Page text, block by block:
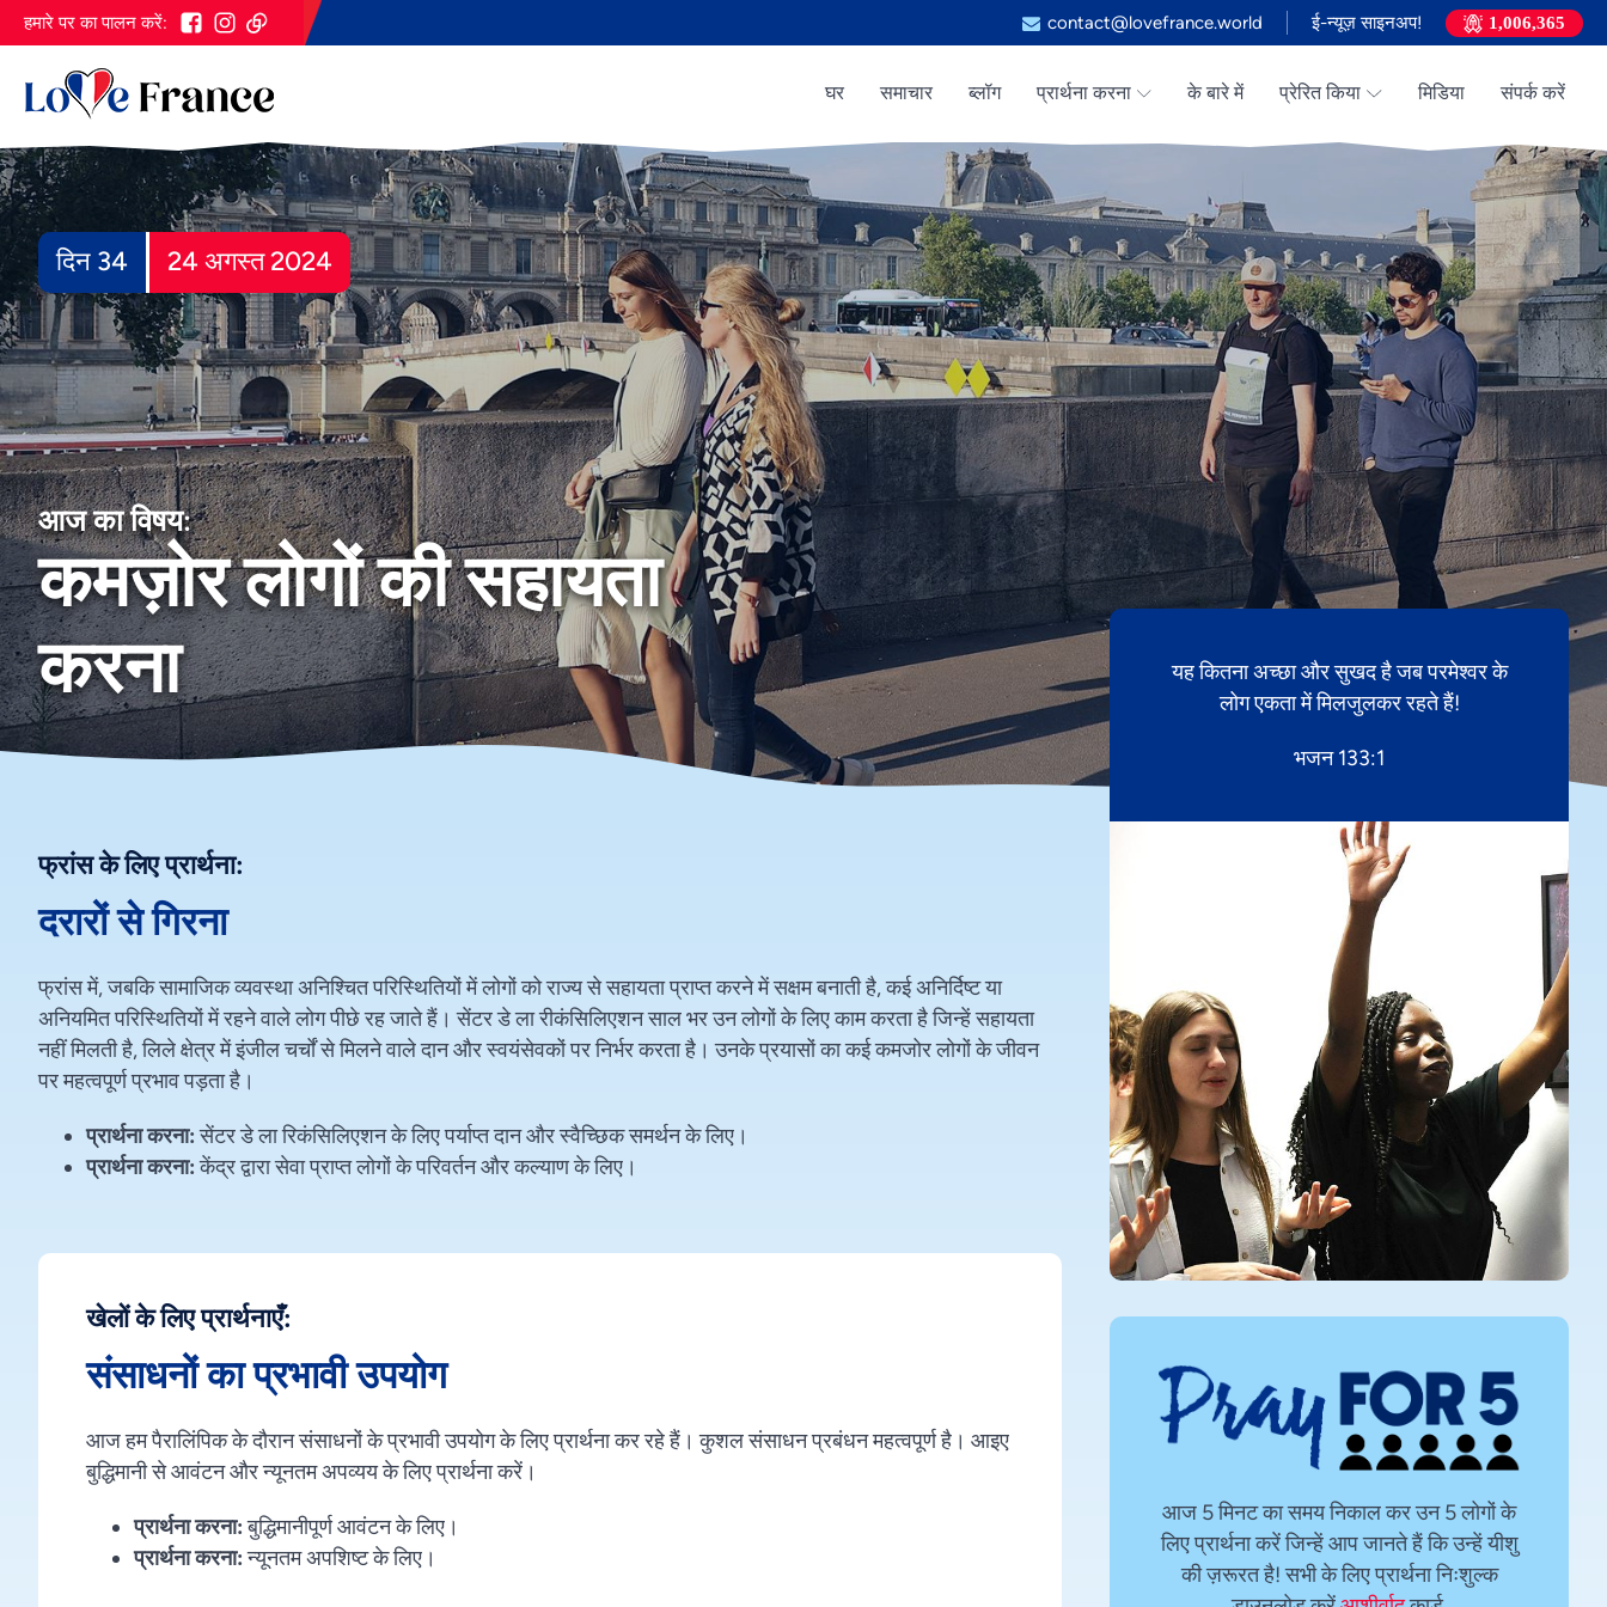
हमारे पर का पालन करें: contact@lovefrance.world ई-न्यूज़ साइनअप! 1,006,365
घर समाचार ब्लॉग प्रार्थना करना के बारे में प्रेरित किया मिडिया संपर्क करें
दिन 34 24 अगस्त 2024
आज का विषय:
कमज़ोर लोगों की सहायता
करना
फ्रांस के लिए प्रार्थना:
दरारों से गिरना
फ्रांस में, जबकि सामाजिक व्यवस्था अनिश्चित परिस्थितियों में लोगों को राज्य से सहायता प्राप्त करने में सक्षम बनाती है, कई अनिर्दिष्ट या
अनियमित परिस्थितियों में रहने वाले लोग पीछे रह जाते हैं। सेंटर डे ला रीकंसिलिएशन साल भर उन लोगों के लिए काम करता है जिन्हें सहायता
नहीं मिलती है, लिले क्षेत्र में इंजील चर्चों से मिलने वाले दान और स्वयंसेवकों पर निर्भर करता है। उनके प्रयासों का कई कमजोर लोगों के जीवन
पर महत्वपूर्ण प्रभाव पड़ता है।
प्रार्थना करना:सेंटर डे ला रिकंसिलिएशन के लिए पर्याप्त दान और स्वैच्छिक समर्थन के लिए।
प्रार्थना करना:केंद्र द्वारा सेवा प्राप्त लोगों के परिवर्तन और कल्याण के लिए।
खेलों के लिए प्रार्थनाएँ:
संसाधनों का प्रभावी उपयोग
आज हम पैरालिंपिक के दौरान संसाधनों के प्रभावी उपयोग के लिए प्रार्थना कर रहे हैं। कुशल संसाधन प्रबंधन महत्वपूर्ण है। आइए
बुद्धिमानी से आवंटन और न्यूनतम अपव्यय के लिए प्रार्थना करें।
प्रार्थना करना:बुद्धिमानीपूर्ण आवंटन के लिए।
प्रार्थना करना:न्यूनतम अपशिष्ट के लिए।
यह कितना अच्छा और सुखद है जब परमेश्‍वर के
लोग एकता में मिलजुलकर रहते हैं!
भजन 133:1
आज 5 मिनट का समय निकाल कर उन 5 लोगों के
लिए प्रार्थना करें जिन्हें आप जानते हैं कि उन्हें यीशु
की ज़रूरत है! सभी के लिए प्रार्थना निःशुल्क